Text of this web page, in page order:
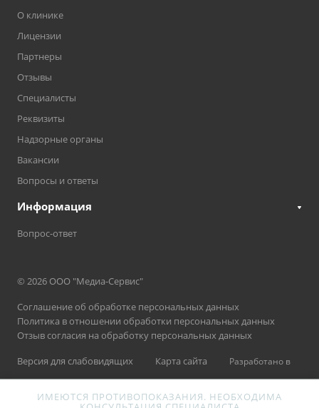
О клинике
Лицензии
Партнеры
Отзывы
Специалисты
Реквизиты
Надзорные органы
Вакансии
Вопросы и ответы
Информация
Вопрос-ответ
© 2026 ООО "Медиа-Сервис"
Соглашение об обработке персональных данных
Политика в отношении обработки персональных данных
Отзыв согласия на обработку персональных данных
Версия для слабовидящих
Карта сайта Разработано в
ИМЕЮТСЯ ПРОТИВОПОКАЗАНИЯ. НЕОБХОДИМА